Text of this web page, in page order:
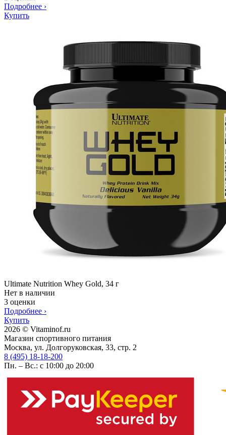
Подробнее ›
Купить
Ultimate Nutrition Whey Gold, 34 г
Нет в наличии
3 оценки
Подробнее ›
Купить
2026 © Vitaminof.ru
Магазин спортивного питания
Москва, ул. Долгоруковская, 33, стр. 2
8 (495) 18-18-200
Пн. – Вс.: с 10:00 до 20:00